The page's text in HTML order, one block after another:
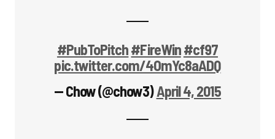
#PubToPitch#FireWin#cf97
pic.twitter.com/4OmYc8aADQ
— Chow (@chow3)April 4, 2015